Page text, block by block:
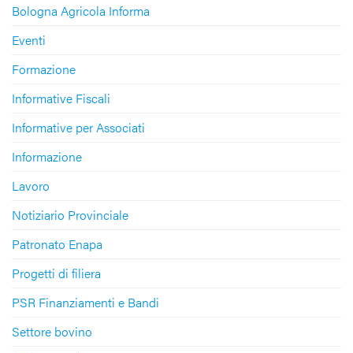
Bologna Agricola Informa
Eventi
Formazione
Informative Fiscali
Informative per Associati
Informazione
Lavoro
Notiziario Provinciale
Patronato Enapa
Progetti di filiera
PSR Finanziamenti e Bandi
Settore bovino